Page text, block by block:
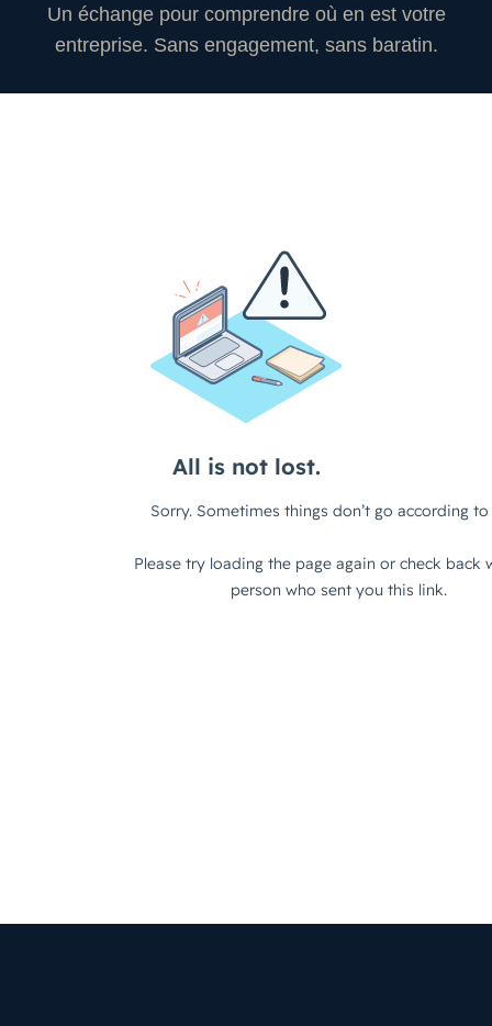
Un échange pour comprendre où en est votre
entreprise. Sans engagement, sans baratin.